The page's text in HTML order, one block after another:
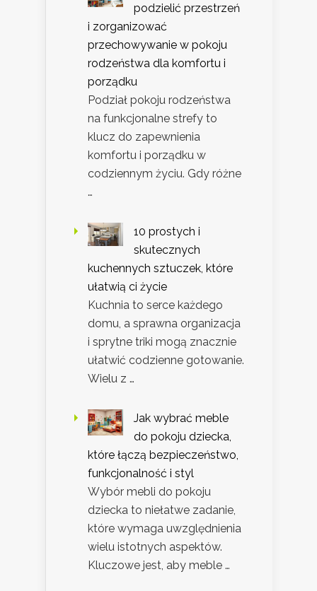
podzielić przestrzeń
i zorganizować
przechowywanie w pokoju
rodzeństwa dla komfortu i
porządku
Podział pokoju rodzeństwa
na funkcjonalne strefy to
klucz do zapewnienia
komfortu i porządku w
codziennym życiu. Gdy różne
…
10 prostych i
skutecznych
kuchennych sztuczek, które
ułatwią ci życie
Kuchnia to serce każdego
domu, a sprawna organizacja
i sprytne triki mogą znacznie
ułatwić codzienne gotowanie.
Wielu z …
Jak wybrać meble
do pokoju dziecka,
które łączą bezpieczeństwo,
funkcjonalność i styl
Wybór mebli do pokoju
dziecka to niełatwe zadanie,
które wymaga uwzględnienia
wielu istotnych aspektów.
Kluczowe jest, aby meble …